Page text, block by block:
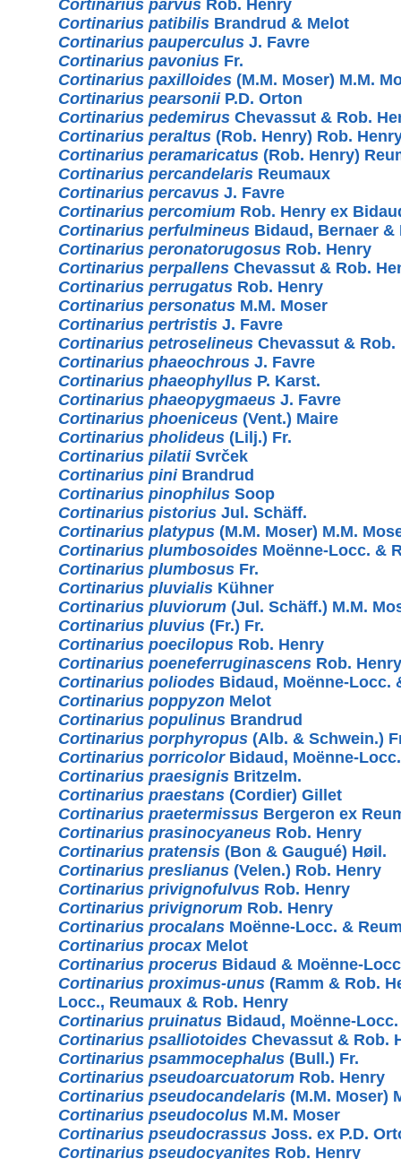
Cortinarius parvus Rob. Henry
Cortinarius patibilis Brandrud & Melot
Cortinarius pauperculus J. Favre
Cortinarius pavonius Fr.
Cortinarius paxilloides (M.M. Moser) M.M.
Cortinarius pearsoniiP.D. Orton
Cortinarius pedemirus Chevassut & Rob.
Cortinarius peraltus (Rob. Henry) Rob.
Cortinarius peramaricatus (Rob. Henry)
Cortinarius percandelaris Reumaux
Cortinarius percavus J. Favre
Cortinarius percomium Rob. Henry ex
Cortinarius perfulmineus Bidaud, Bernaer &
Cortinarius peronatorugosus Rob. Henry
Cortinarius perpallens Chevassut & Rob.
Cortinarius perrugatus Rob. Henry
Cortinarius personatus M.M. Moser
Cortinarius pertristis J. Favre
Cortinarius petroselineus Chevassut & Rob.
Cortinarius phaeochrous J. Favre
Cortinarius phaeophyllus P. Karst.
Cortinarius phaeopygmaeus J. Favre
Cortinarius phoeniceus (Vent.) Maire
Cortinarius pholideus (Lilj.) Fr.
Cortinarius pilatiiSvrček
Cortinarius piniBrandrud
Cortinarius pinophilus Soop
Cortinarius pistorius Jul. Schäff.
Cortinarius platypus (M.M. Moser) M.M.
Cortinarius plumbosoides Moënne-Locc. &
Cortinarius plumbosus Fr.
Cortinarius pluvialis Kühner
Cortinarius pluviorum (Jul. Schäff.) M.M.
Cortinarius pluvius (Fr.) Fr.
Cortinarius poecilopus Rob. Henry
Cortinarius poeneferruginascens Rob. Henry
Cortinarius poliodes Bidaud, Moënne-Locc.
Cortinarius poppyzon Melot
Cortinarius populinus Brandrud
Cortinarius porphyropus (Alb. & Schwein.)
Cortinarius porricolorBidaud, Moënne-
Cortinarius praesignis Britzelm.
Cortinarius praestans (Cordier) Gillet
Cortinarius praetermissus Bergeron ex
Cortinarius prasinocyaneus Rob. Henry
Cortinarius pratensis (Bon & Gaugué) Høil.
Cortinarius preslianus (Velen.) Rob. Henry
Cortinarius privignofulvus Rob. Henry
Cortinarius privignorum Rob. Henry
Cortinarius procalans Moënne-Locc. &
Cortinarius procaxMelot
Cortinarius procerus Bidaud & Moënne-
Cortinarius proximus-unus (Ramm & Rob.
Locc., Reumaux & Rob. Henry
Cortinarius pruinatus Bidaud, Moënne-
Cortinarius psalliotoides Chevassut & Rob.
Cortinarius psammocephalus (Bull.) Fr.
Cortinarius pseudoarcuatorum Rob. Henry
Cortinarius pseudocandelaris (M.M. Moser)
Cortinarius pseudocolus M.M. Moser
Cortinarius pseudocrassus Joss. ex P.D.
Cortinarius pseudocyanites Rob. Henry